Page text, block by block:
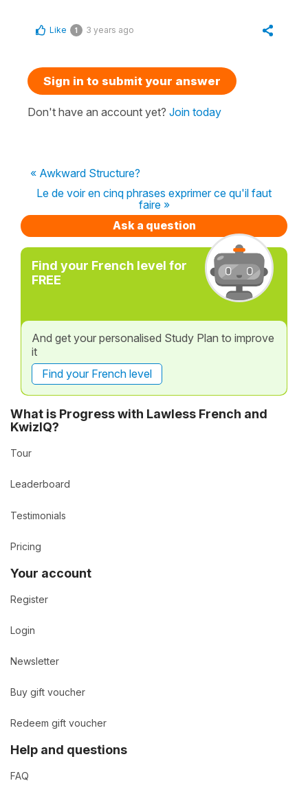
Like 1 3 years ago
Sign in to submit your answer
Don't have an account yet? Join today
« Awkward Structure?
Le de voir en cinq phrases exprimer ce qu'il faut
faire »
Ask a question
Find your French level for
FREE
And get your personalised Study Plan to improve
it
Find your French level
What is Progress with Lawless French and
KwizIQ?
Tour
Leaderboard
Testimonials
Pricing
Your account
Register
Login
Newsletter
Buy gift voucher
Redeem gift voucher
Help and questions
FAQ